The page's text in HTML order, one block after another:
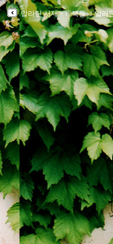
알라딘 서재 ｌ북플ｌ알라